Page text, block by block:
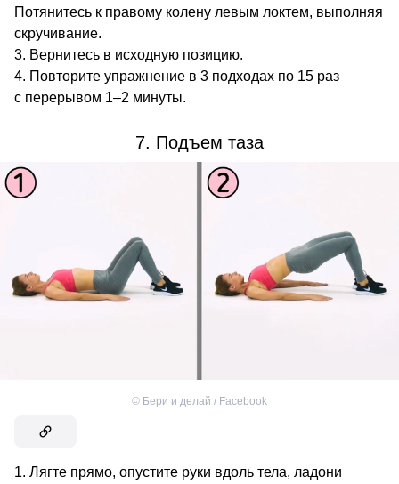
Потянитесь к правому колену левым локтем, выполняя
скручивание.
Вернитесь в исходную позицию.
Повторите упражнение в 3 подходах по 15 раз
с перерывом 1–2 минуты.
7. Подъем таза
© Бери и делай / Facebook
Лягте прямо, опустите руки вдоль тела, ладони